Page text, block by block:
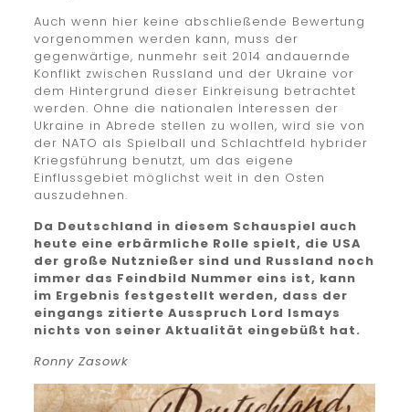
Auch wenn hier keine abschließende Bewertung
vorgenommen werden kann, muss der
gegenwärtige, nunmehr seit 2014 andauernde
Konflikt zwischen Russland und der Ukraine vor
dem Hintergrund dieser Einkreisung betrachtet
werden. Ohne die nationalen Interessen der
Ukraine in Abrede stellen zu wollen, wird sie von
der NATO als Spielball und Schlachtfeld hybrider
Kriegsführung benutzt, um das eigene
Einflussgebiet möglichst weit in den Osten
auszudehnen.
Da Deutschland in diesem Schauspiel auch
heute eine erbärmliche Rolle spielt, die USA
der große Nutznießer sind und Russland noch
immer das Feindbild Nummer eins ist, kann
im Ergebnis festgestellt werden, dass der
eingangs zitierte Ausspruch Lord Ismays
nichts von seiner Aktualität eingebüßt hat.
Ronny Zasowk